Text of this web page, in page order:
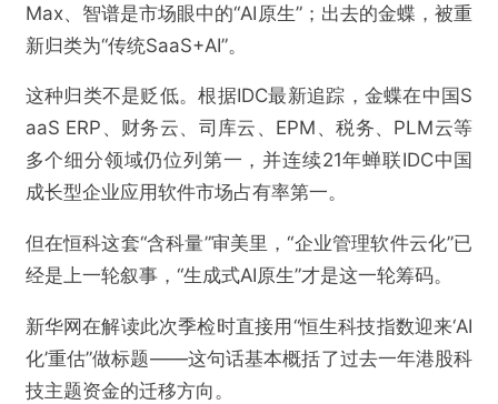
Max、智谱是市场眼中的“AI原生”；出去的金蝶，被重
新归类为“传统SaaS+AI”。
这种归类不是贬低。根据IDC最新追踪，金蝶在中国S
aaS ERP、财务云、司库云、EPM、税务、PLM云等
多个细分领域仍位列第一，并连续21年蝉联IDC中国
成长型企业应用软件市场占有率第一。
但在恒科这套“含科量”审美里，“企业管理软件云化”已
经是上一轮叙事，“生成式AI原生”才是这一轮筹码。
新华网在解读此次季检时直接用“恒生科技指数迎来‘AI
化’重估”做标题——这句话基本概括了过去一年港股科
技主题资金的迁移方向。